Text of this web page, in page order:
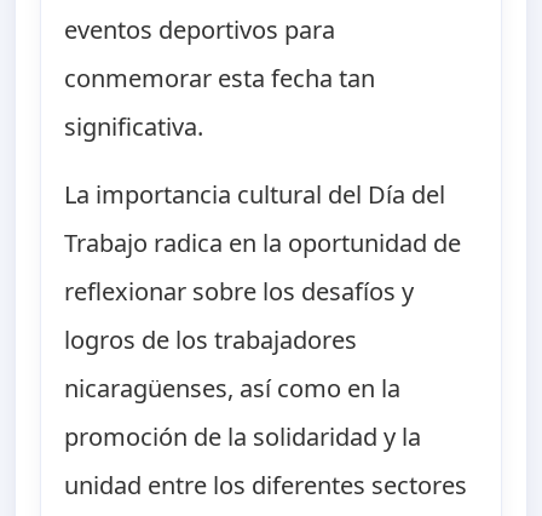
eventos deportivos para
conmemorar esta fecha tan
significativa.
La importancia cultural del Día del
Trabajo radica en la oportunidad de
reflexionar sobre los desafíos y
logros de los trabajadores
nicaragüenses, así como en la
promoción de la solidaridad y la
unidad entre los diferentes sectores